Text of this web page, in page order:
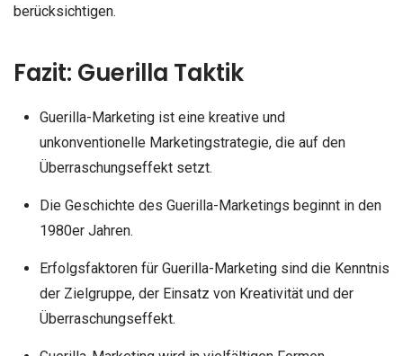
berücksichtigen.
Fazit: Guerilla Taktik
Guerilla-Marketing ist eine kreative und
unkonventionelle Marketingstrategie, die auf den
Überraschungseffekt setzt.
Die Geschichte des Guerilla-Marketings beginnt in den
1980er Jahren.
Erfolgsfaktoren für Guerilla-Marketing sind die Kenntnis
der Zielgruppe, der Einsatz von Kreativität und der
Überraschungseffekt.